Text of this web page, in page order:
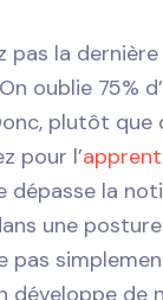
pas la
oublie 75%
plutôt que
pour l’
dépasse la
une
pas